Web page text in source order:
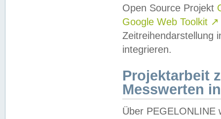
Open Source Projekt
Google Web Toolkit ↗
Zeitreihendarstellung
integrieren.
Projektarbeit
Messwerten
Über PEGELONLINE